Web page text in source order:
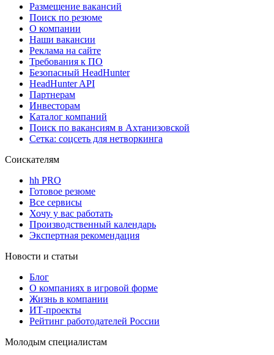
Размещение вакансий
Поиск по резюме
О компании
Наши вакансии
Реклама на сайте
Требования к ПО
Безопасный HeadHunter
HeadHunter API
Партнерам
Инвесторам
Каталог компаний
Поиск по вакансиям в Ахтанизовской
Сетка: соцсеть для нетворкинга
Соискателям
hh PRO
Готовое резюме
Все сервисы
Хочу у вас работать
Производственный календарь
Экспертная рекомендация
Новости и статьи
Блог
О компаниях в игровой форме
Жизнь в компании
ИТ-проекты
Рейтинг работодателей России
Молодым специалистам